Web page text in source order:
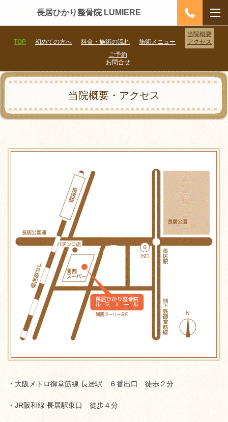
長居ひかり整骨院 LUMIERE
TOP 初めての方へ 料金・施術の流れ 施術メニュー
当院概要
アクセス
ご予約
お問合せ
当院概要・アクセス
・大阪メトロ御堂筋線 長居駅 ６番出口 徒歩２分
・JR阪和線 長居駅東口 徒歩４分